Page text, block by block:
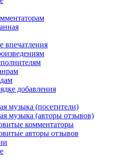
впечатления
добавления
музыка (посетители)
музыка (авторы отзывов)
комментаторы
авторы отзывов